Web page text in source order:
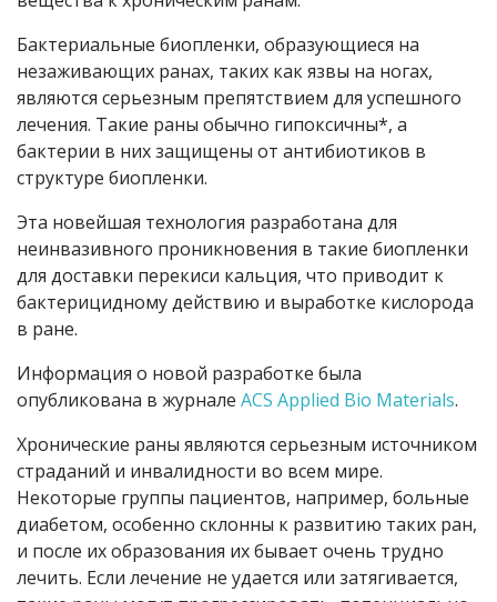
Бактериальные биопленки, образующиеся на
незаживающих ранах, таких как язвы на ногах,
являются серьезным препятствием для успешного
лечения. Такие раны обычно гипоксичны*, а
бактерии в них защищены от антибиотиков в
структуре биопленки.
Эта новейшая технология разработана для
неинвазивного проникновения в такие биопленки
для доставки перекиси кальция, что приводит к
бактерицидному действию и выработке кислорода
в ране.
Информация о новой разработке была
опубликована в журнале ACS Applied Bio Materials.
Хронические раны являются серьезным источником
страданий и инвалидности во всем мире.
Некоторые группы пациентов, например, больные
диабетом, особенно склонны к развитию таких ран,
и после их образования их бывает очень трудно
лечить. Если лечение не удается или затягивается,